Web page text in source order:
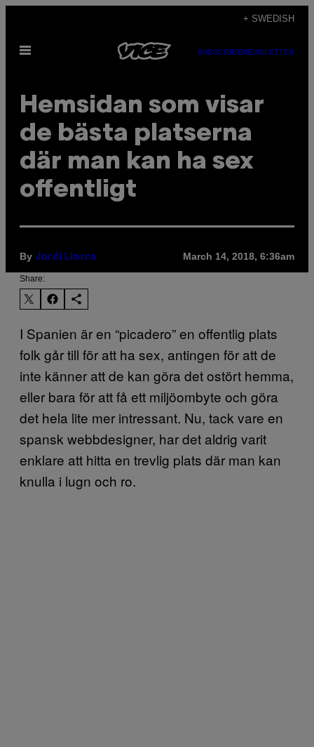
content
+ SWEDISH
Open
SUBSCRIBENEWSLETTER
Hemsidan som visar
de bästa platserna
där man kan ha sex
offentligt
By Jordi Llorca March 14, 2018, 6:36am
Share:
I Spanien är en “picadero” en offentlig plats
folk går till för att ha sex, antingen för att de
inte känner att de kan göra det ostört hemma,
eller bara för att få ett miljöombyte och göra
det hela lite mer intressant. Nu, tack vare en
spansk webbdesigner, har det aldrig varit
enklare att hitta en trevlig plats där man kan
knulla i lugn och ro.